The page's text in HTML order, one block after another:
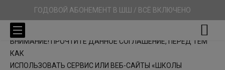
ГОДОВОЙ АБОНЕМЕНТ В ШШ / ВСЁ ВКЛЮЧЕНО
ВНИМАНИЕ! ПРОЧТИТЕ ДАННОЕ СОГЛАШЕНИЕ, ПЕРЕД ТЕМ
КАК
ИСПОЛЬЗОВАТЬ СЕРВИС ИЛИ ВЕБ-САЙТЫ «ШКОЛЫ